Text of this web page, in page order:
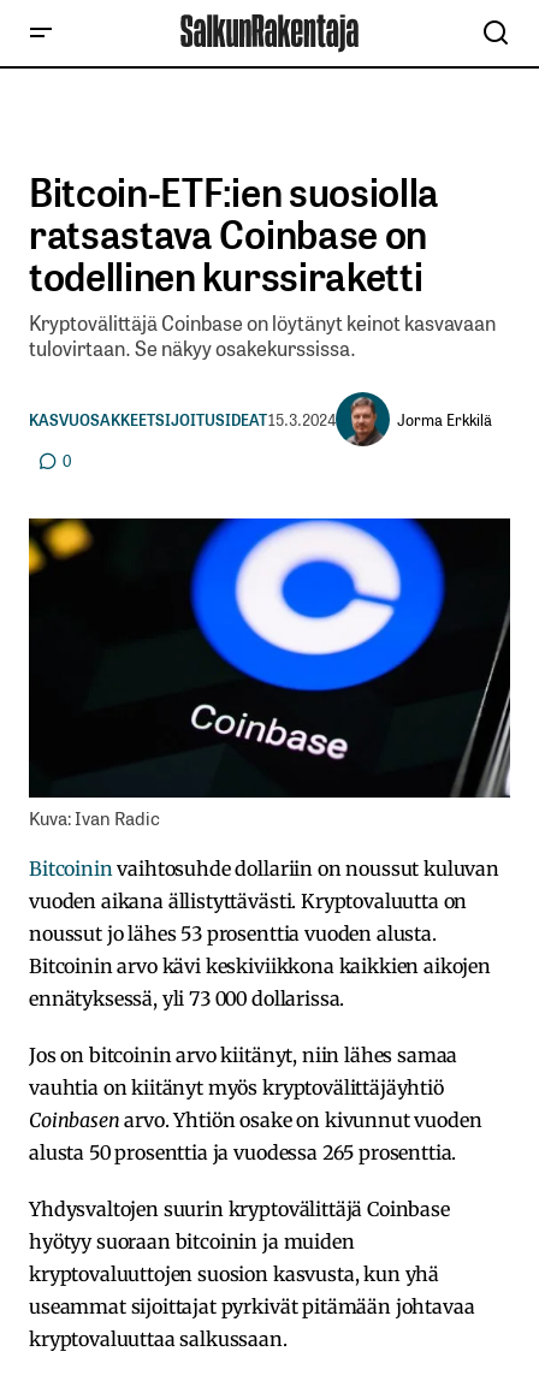
Bitcoin-ETF:ien suosiolla
ratsastava Coinbase on
todellinen kurssiraketti
Kryptovälittäjä Coinbase on löytänyt keinot kasvavaan
tulovirtaan. Se näkyy osakekurssissa.
KASVUOSAKKEETSIJOITUSIDEAT15.3.2024
Jorma Erkkilä
0
Kuva: Ivan Radic
Bitcoinin vaihtosuhde dollariin on noussut kuluvan
vuoden aikana ällistyttävästi. Kryptovaluutta on
noussut jo lähes 53 prosenttia vuoden alusta.
Bitcoinin arvo kävi keskiviikkona kaikkien aikojen
ennätyksessä, yli 73 000 dollarissa.
Jos on bitcoinin arvo kiitänyt, niin lähes samaa
vauhtia on kiitänyt myös kryptovälittäjäyhtiö
Coinbasen arvo. Yhtiön osake on kivunnut vuoden
alusta 50 prosenttia ja vuodessa 265 prosenttia.
Yhdysvaltojen suurin kryptovälittäjä Coinbase
hyötyy suoraan bitcoinin ja muiden
kryptovaluuttojen suosion kasvusta, kun yhä
useammat sijoittajat pyrkivät pitämään johtavaa
kryptovaluuttaa salkussaan.